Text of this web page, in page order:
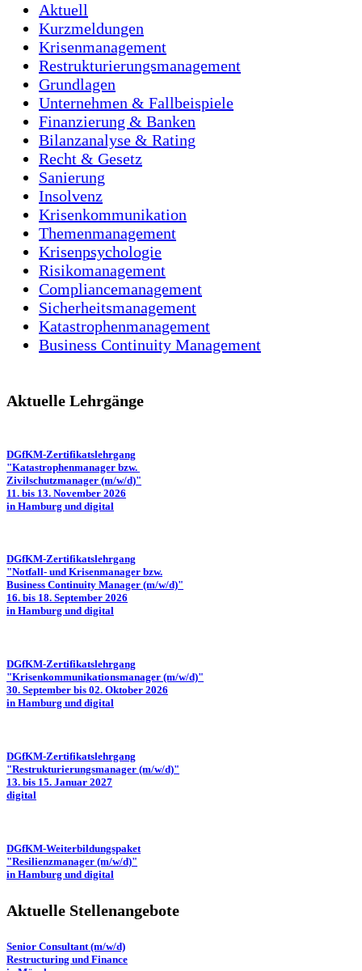
Aktuell
Kurzmeldungen
Krisenmanagement
Restrukturierungsmanagement
Grundlagen
Unternehmen & Fallbeispiele
Finanzierung & Banken
Bilanzanalyse & Rating
Recht & Gesetz
Sanierung
Insolvenz
Krisenkommunikation
Themenmanagement
Krisenpsychologie
Risikomanagement
Compliancemanagement
Sicherheitsmanagement
Katastrophenmanagement
Business Continuity Management
Aktuelle Lehrgänge
DGfKM-Zertifikatslehrgang
"Katastrophenmanager bzw.
Zivilschutzmanager (m/w/d)"
11. bis 13. November 2026
in Hamburg und digital
DGfKM-Zertifikatslehrgang
"Notfall- und Krisenmanager bzw.
Business Continuity Manager (m/w/d)"
16. bis 18. September 2026
in Hamburg und digital
DGfKM-Zertifikatslehrgang
"Krisenkommunikationsmanager (m/w/d)"
30. September bis 02. Oktober 2026
in Hamburg und digital
DGfKM-Zertifikatslehrgang
"Restrukturierungsmanager (m/w/d)"
13. bis 15. Januar 2027
digital
DGfKM-Weiterbildungspaket
"Resilienzmanager (m/w/d)"
in Hamburg und digital
Aktuelle Stellenangebote
Senior Consultant (m/w/d)
Restructuring und Finance